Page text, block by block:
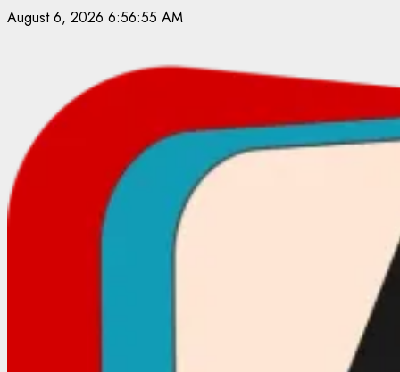
Skip
August 6, 2026 6:56:56 AM